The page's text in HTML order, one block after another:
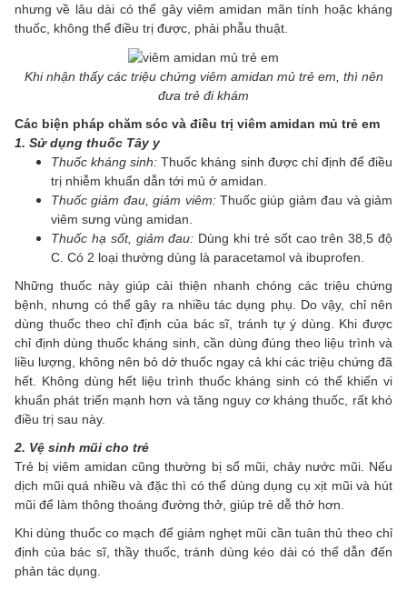
nhưng về lâu dài có thể gây viêm amidan mãn tính hoặc kháng
thuốc, không thể điều trị được, phải phẫu thuật.
Khi nhận thấy các triệu chứng viêm amidan mủ trẻ em, thì nên
đưa trẻ đi khám
Các biện pháp chăm sóc và điều trị viêm amidan mủ trẻ em
1. Sử dụng thuốc Tây y
Thuốc kháng sinh: Thuốc kháng sinh được chỉ định để điều
trị nhiễm khuẩn dẫn tới mủ ở amidan.
Thuốc giảm đau, giảm viêm:Thuốc giúp giảm đau và giảm
viêm sưng vùng amidan.
Thuốc hạ sốt, giảm đau: Dùng khi trẻ sốt cao trên 38,5 độ
C. Có 2 loại thường dùng là paracetamol và ibuprofen.
Những thuốc này giúp cải thiện nhanh chóng các triệu chứng
bệnh, nhưng có thể gây ra nhiều tác dụng phụ. Do vậy, chỉ nên
dùng thuốc theo chỉ định của bác sĩ, tránh tự ý dùng. Khi được
chỉ định dùng thuốc kháng sinh, cần dùng đúng theo liệu trình và
liều lượng, không nên bỏ dở thuốc ngay cả khi các triệu chứng đã
hết. Không dùng hết liệu trình thuốc kháng sinh có thể khiến vi
khuẩn phát triển mạnh hơn và tăng nguy cơ kháng thuốc, rất khó
điều trị sau này.
2. Vệ sinh mũi cho trẻ
Trẻ bị viêm amidan cũng thường bị sổ mũi, chảy nước mũi. Nếu
dịch mũi quá nhiều và đặc thì có thể dùng dụng cụ xịt mũi và hút
mũi để làm thông thoáng đường thở, giúp trẻ dễ thở hơn.
Khi dùng thuốc co mạch để giảm nghẹt mũi cần tuân thủ theo chỉ
định của bác sĩ, thầy thuốc, tránh dùng kéo dài có thể dẫn đến
phản tác dụng.